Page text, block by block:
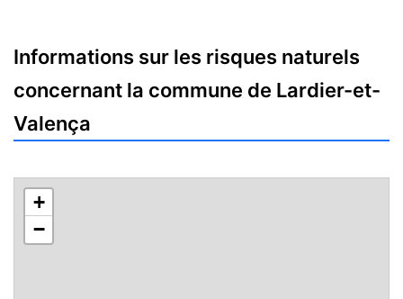
Informations sur les risques naturels
concernant la commune de Lardier-et-
Valença
+
−